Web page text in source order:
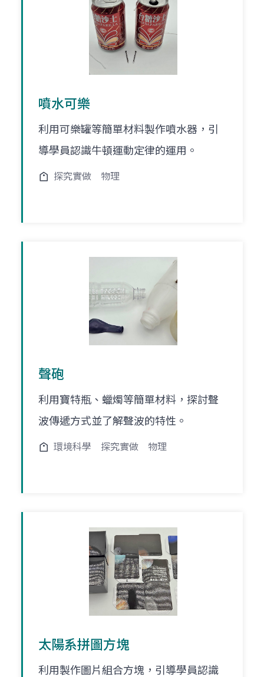
噴水可樂
利用可樂罐等簡單材料製作噴水器，引
導學員認識牛頓運動定律的運用。
探究實做 物理
聲砲
利用寶特瓶、蠟燭等簡單材料，探討聲
波傳遞方式並了解聲波的特性。
環境科學 探究實做 物理
太陽系拼圖方塊
利用製作圖片組合方塊，引導學員認識